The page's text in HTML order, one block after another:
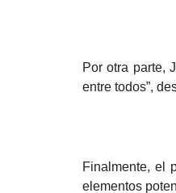
Por otra parte,
entre todos”,
Finalmente, el
elementos